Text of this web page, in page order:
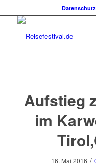
Datenschutz
Aufstieg
im
16. Mai 2016 /